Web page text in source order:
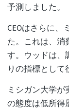
予測しました。
CEOはさらに、
た。これは、消
す。ウッドは、
りの指標とし
ミシガン大学
の態度は低所得